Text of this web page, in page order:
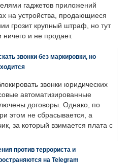
гаджетов приложений
на устройства, продающиеся
грозит крупный штраф, но тут
и не продает.
звонки без маркировки, но
звонки юридических
автоматизированные
договоры. Однако, по
этом не сбрасывается, а
за который взимается плата с
против террориста и
на Telegram